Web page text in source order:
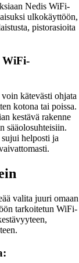
Nedis WiFi-
ulkokäyttöön,
pistorasioita
WiFi-
kätevästi ohjata
kotona tai poissa.
kestävä rakenne
sääolosuhteisiin.
helposti ja
valita juuri omaan
tarkoitetun WiFi-